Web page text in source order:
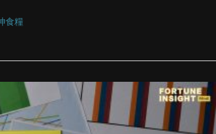
食糧